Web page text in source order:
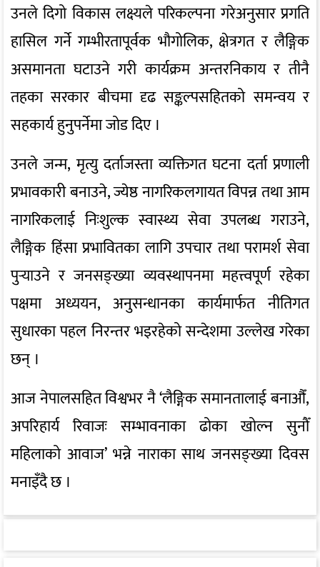
उनले दिगो विकास लक्ष्यले परिकल्पना गरेअनुसार प्रगति
हासिल गर्ने गम्भीरतापूर्वक भौगोलिक, क्षेत्रगत र लैङ्गिक
असमानता घटाउने गरी कार्यक्रम अन्तरनिकाय र तीनै
तहका सरकार बीचमा दृढ सङ्कल्पसहितको समन्वय र
सहकार्य हुनुपर्नेमा जोड दिए ।
उनले जन्म, मृत्यु दर्ताजस्ता व्यक्तिगत घटना दर्ता प्रणाली
प्रभावकारी बनाउने, ज्येष्ठ नागरिकलगायत विपन्न तथा आम
नागरिकलाई निःशुल्क स्वास्थ्य सेवा उपलब्ध गराउने,
लैङ्गिक हिंसा प्रभावितका लागि उपचार तथा परामर्श सेवा
पुर्‍याउने र जनसङ्ख्या व्यवस्थापनमा महत्त्वपूर्ण रहेका
पक्षमा अध्ययन, अनुसन्धानका कार्यमार्फत नीतिगत
सुधारका पहल निरन्तर भइरहेको सन्देशमा उल्लेख गरेका
छन् ।
आज नेपालसहित विश्वभर नै ‘लैङ्गिक समानतालाई बनाऔँ,
अपरिहार्य रिवाजः सम्भावनाका ढोका खोल्न सुनौँ
महिलाको आवाज’ भन्ने नाराका साथ जनसङ्ख्या दिवस
मनाइँदै छ ।